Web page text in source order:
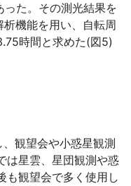
た。その測光結果を
機能を用い、自転周
時間と求めた(図5)
観望会や小惑星観測
は星雲、星団観測や惑
も観望会で多く使用し